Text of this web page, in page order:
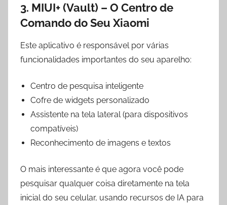
3. MIUI+ (Vault) – O Centro de
Comando do Seu Xiaomi
Este aplicativo é responsável por várias
funcionalidades importantes do seu aparelho:
Centro de pesquisa inteligente
Cofre de widgets personalizado
Assistente na tela lateral (para dispositivos
compatíveis)
Reconhecimento de imagens e textos
O mais interessante é que agora você pode
pesquisar qualquer coisa diretamente na tela
inicial do seu celular, usando recursos de IA para